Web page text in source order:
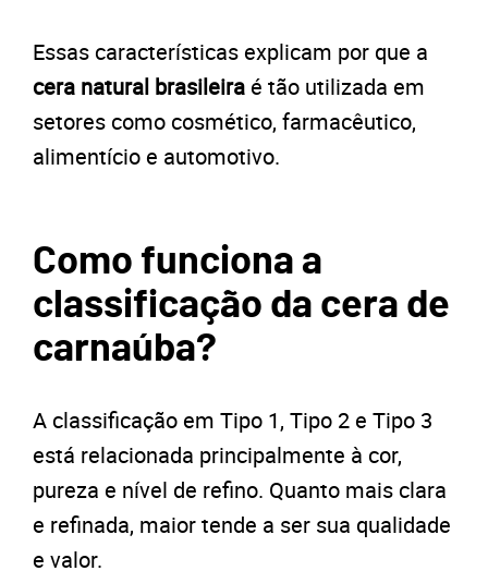
Essas características explicam por que a
cera natural brasileira é tão utilizada em
setores como cosmético, farmacêutico,
alimentício e automotivo.
Como funciona a
classificação da cera de
carnaúba?
A classificação em Tipo 1, Tipo 2 e Tipo 3
está relacionada principalmente à cor,
pureza e nível de refino. Quanto mais clara
e refinada, maior tende a ser sua qualidade
e valor.